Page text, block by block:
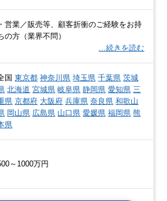
・営業／販売等、顧客折衝のご経験をお持
の方（業界不問）
…続きを読む
国東京都 神奈川県 埼玉県 千葉県 茨城
北海道 宮城県 岐阜県 静岡県 愛知県 三
県 京都府 大阪府 兵庫県 奈良県 和歌山
岡山県 広島県 山口県 愛媛県 福岡県 熊
県
～1000万円